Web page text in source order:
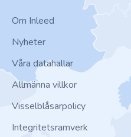
Om Inleed
Nyheter
Våra datahallar
Allmänna villkor
Visselblåsarpolicy
Integritetsramverk